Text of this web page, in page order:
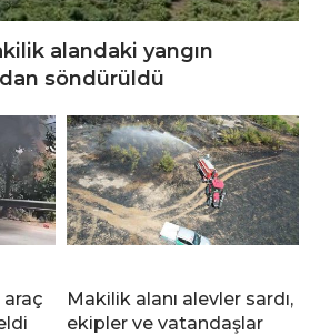
alandaki yangın
söndürüldü
Makilik alanı alevler sardı,
ekipler ve vatandaşlar